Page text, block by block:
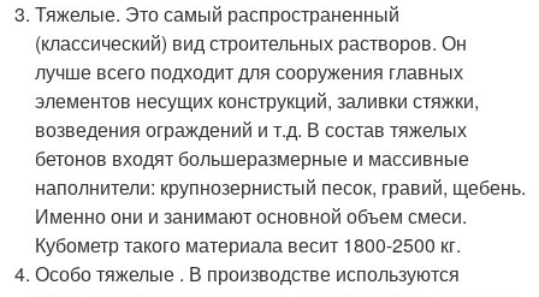
Тяжелые. Это самый распространенный
(классический) вид строительных растворов. Он
лучше всего подходит для сооружения главных
элементов несущих конструкций, заливки стяжки,
возведения ограждений и т.д. В состав тяжелых
бетонов входят большеразмерные и массивные
наполнители: крупнозернистый песок, гравий, щебень.
Именно они и занимают основной объем смеси.
Кубометр такого материала весит 1800-2500 кг.
Особо тяжелые . В производстве используются